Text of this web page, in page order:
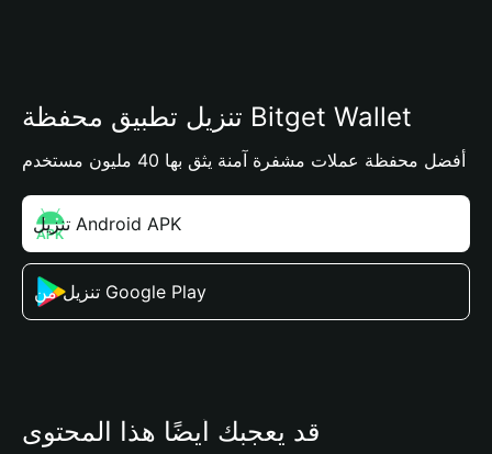
تنزيل تطبيق محفظة Bitget Wallet
أفضل محفظة عملات مشفرة آمنة يثق بها 40 مليون مستخدم
تنزيل Android APK
تنزيل من Google Play
قد يعجبك أيضًا هذا المحتوى